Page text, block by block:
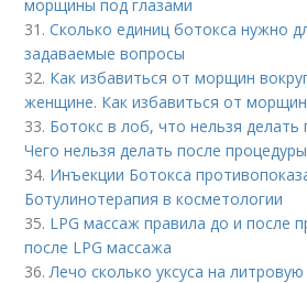
морщины под глазами
31.Сколько единиц ботокса нужно
задаваемые вопросы
32. Как избавиться от морщин
женщине. Как избавиться от морщин
33. Ботокс в лоб, что нельзя делать
Чего нельзя делать после
34. Инъекции Ботокса
Ботулинотерапия в косметологии
35. LPG массаж правила до и после
после LPG массажа
36.Лечо сколько уксуса на